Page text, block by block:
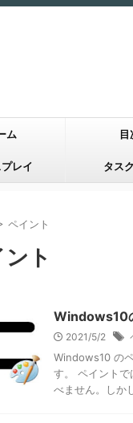
ム 目
レイ タス
ペイント
ト
Windows10
2021/5/2
Windows10 の
す。 ペイント
べません。しか